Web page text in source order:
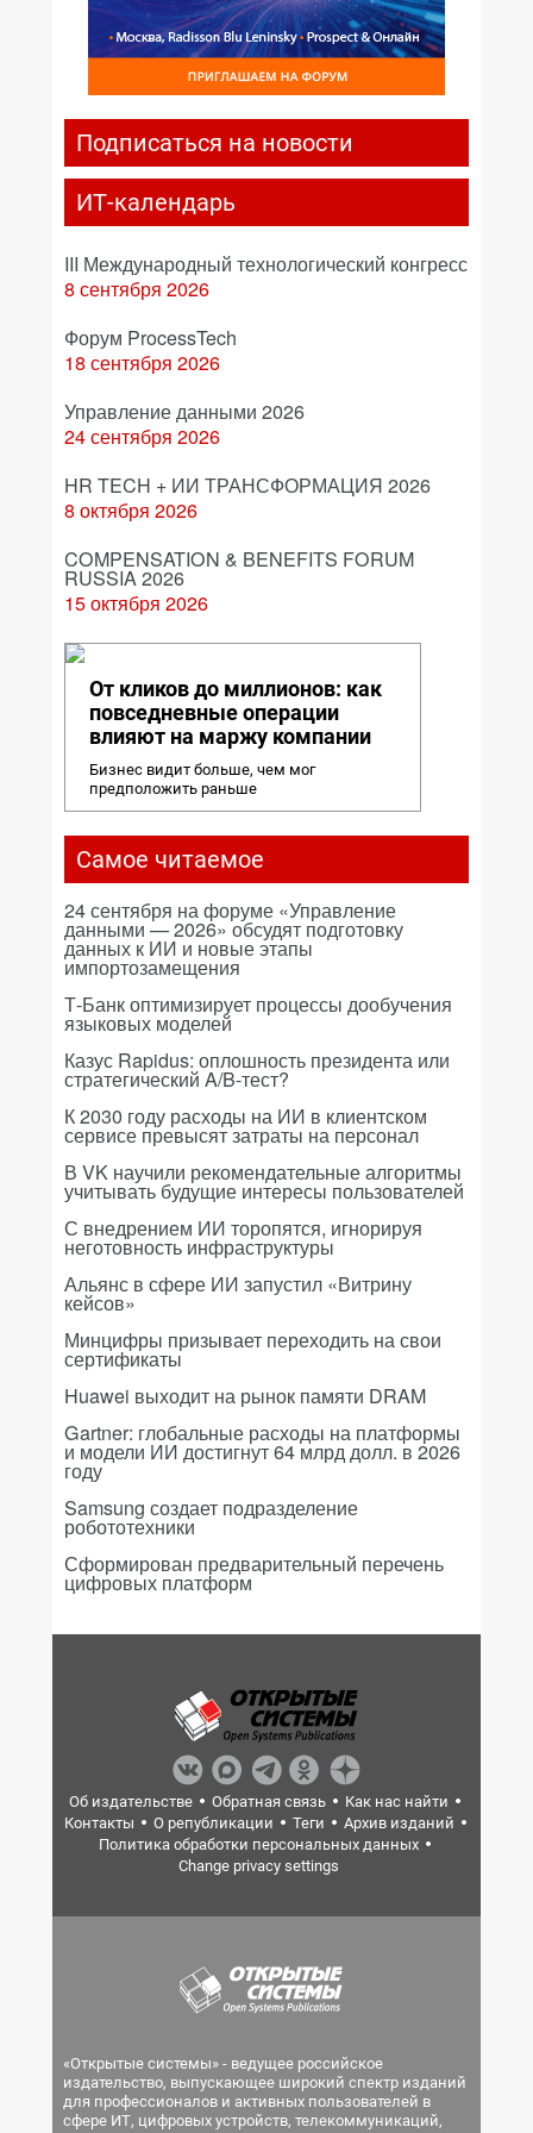
Подписаться на новости
ИТ-календарь
III Международный технологический конгресс
8 сентября 2026
Форум ProcessTech
18 сентября 2026
Управление данными 2026
24 сентября 2026
HR TECH + ИИ ТРАНСФОРМАЦИЯ 2026
8 октября 2026
COMPENSATION & BENEFITS FORUM
RUSSIA 2026
15 октября 2026
От кликов до миллионов: как
повседневные операции
влияют на маржу компании
Бизнес видит больше, чем мог
предположить раньше
Самое читаемое
24 сентября на форуме «Управление
данными — 2026» обсудят подготовку
данных к ИИ и новые этапы
импортозамещения
Т-Банк оптимизирует процессы дообучения
языковых моделей
Казус Rapidus: оплошность президента или
стратегический A/B-тест?
К 2030 году расходы на ИИ в клиентском
сервисе превысят затраты на персонал
В VK научили рекомендательные алгоритмы
учитывать будущие интересы пользователей
С внедрением ИИ торопятся, игнорируя
неготовность инфраструктуры
Альянс в сфере ИИ запустил «Витрину
кейсов»
Минцифры призывает переходить на свои
сертификаты
Huawei выходит на рынок памяти DRAM
Gartner: глобальные расходы на платформы
и модели ИИ достигнут 64 млрд долл. в 2026
году
Samsung создает подразделение
робототехники
Сформирован предварительный перечень
цифровых платформ
Об издательстве Обратная связь
Как нас найти
Контакты
О републикации Теги
Архив изданий
Политика обработки персональных данных
Change privacy settings
«Открытые системы» - ведущее российское
издательство, выпускающее широкий спектр изданий
для профессионалов и активных пользователей в
сфере ИТ, цифровых устройств, телекоммуникаций,